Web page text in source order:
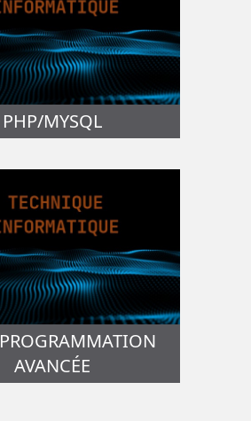
PHP/MYSQL
PROGRAMMATION
AVANCÉE